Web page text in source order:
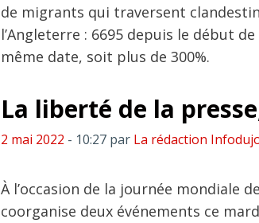
de migrants qui traversent
l’Angleterre : 6695 depuis le début de
même date, soit plus de 300%.
La liberté de la
2 mai 2022 - 10:27 par La rédaction
À l’occasion de la journée mondiale
coorganise deux événements ce